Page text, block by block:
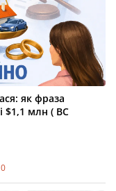
як фраза
$1,1 млн ( ВС
0